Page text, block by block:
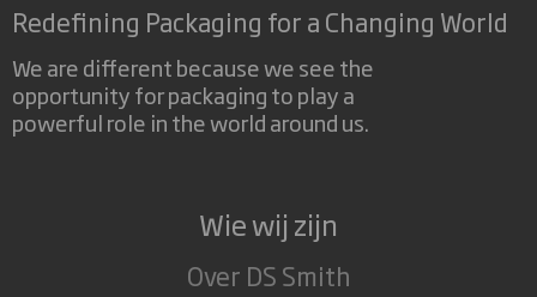
Redefining Packaging for a Changing World
We are different because we see the
opportunity for packaging to play a
powerful role in the world around us.
Wie wij zijn
Over DS Smith